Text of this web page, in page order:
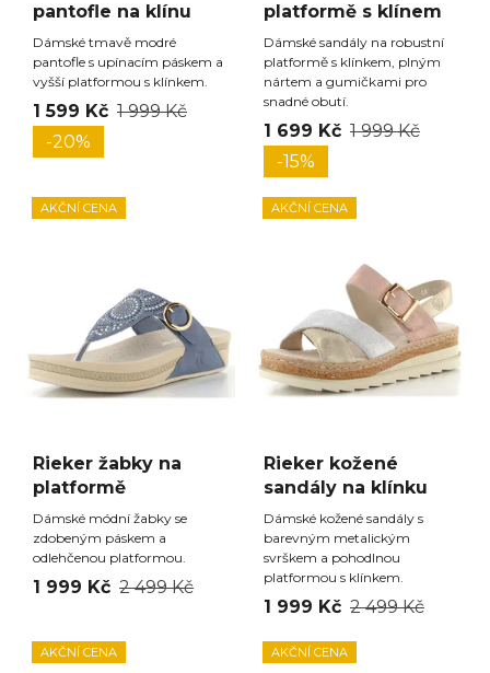
pantofle na klínu
Dámské tmavě modré
pantofle s upínacím páskem a
vyšší platformou s klínkem.
1 599 Kč 1 999 Kč
-20%
platformě s klínem
Dámské sandály na robustní
platformě s klínkem, plným
nártem a gumičkami pro
snadné obutí.
1 699 Kč 1 999 Kč
-15%
AKČNÍ CENA
Rieker žabky na
platformě
Dámské módní žabky se
zdobeným páskem a
odlehčenou platformou.
1 999 Kč 2 499 Kč
AKČNÍ CENA
Rieker kožené
sandály na klínku
Dámské kožené sandály s
barevným metalickým
svrškem a pohodlnou
platformou s klínkem.
1 999 Kč 2 499 Kč
AKČNÍ CENA AKČNÍ CENA